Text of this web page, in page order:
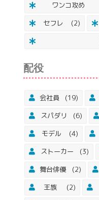
ワンコ攻め
セフレ
(2)
配役
会社員 (19)
スパダリ
(6)
モデル
(4)
ストーカー
(3)
舞台俳優
(2)
王族
(2)